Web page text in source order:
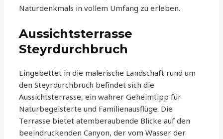
Naturdenkmals in vollem Umfang zu erleben.
Aussichtsterrasse
Steyrdurchbruch
Eingebettet in die malerische Landschaft rund um
den Steyrdurchbruch befindet sich die
Aussichtsterrasse, ein wahrer Geheimtipp für
Naturbegeisterte und Familienausflüge. Die
Terrasse bietet atemberaubende Blicke auf den
beeindruckenden Canyon, der vom Wasser der